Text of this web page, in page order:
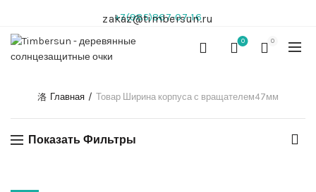
+7(985)867-07-16
zakaz@timbersun.ru
0 0
Главная Товар Ширина корпуса с вращателем47мм
Показать Фильтры